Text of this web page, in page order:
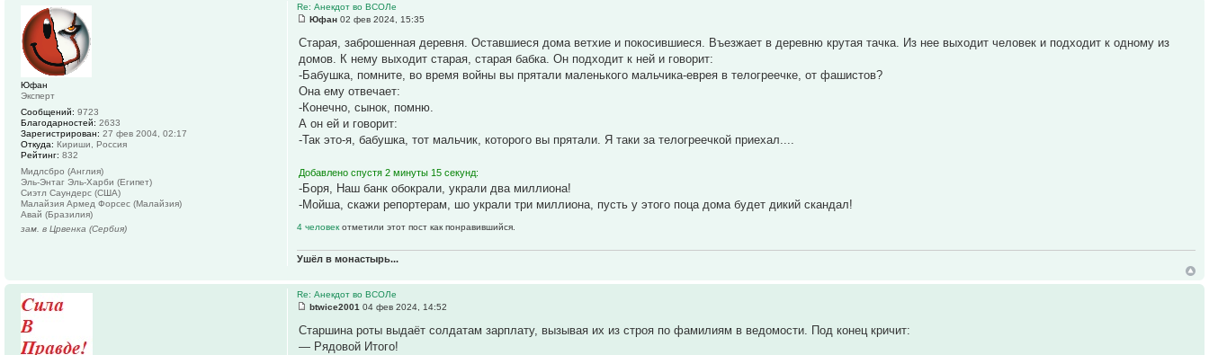
Re: Анекдот во ВСОЛе
Юфан 02 фев 2024, 15:35
Старая, заброшенная деревня. Оставшиеся дома ветхие и покосившиеся. Въезжает в деревню крутая тачка. Из нее выходит человек и подходит к одному из
домов. К нему выходит старая, старая бабка. Он подходит к ней и говорит:
-Бабушка, помните, во время войны вы прятали маленького мальчика-еврея в телогреечке, от фашистов?
Она ему отвечает:
-Конечно, сынок, помню.
А он ей и говорит:
-Так это-я, бабушка, тот мальчик, которого вы прятали. Я таки за телогреечкой приехал....
Добавлено спустя 2 минуты 15 секунд:
-Боря, Наш банк обокрали, украли два миллиона!
-Мойша, скажи репортерам, шо украли три миллиона, пусть у этого поца дома будет дикий скандал!
4 человекотметили этот пост как понравившийся.
Ушёл в монастырь...
Юфан
Эксперт
Сообщений: 9723
Благодарностей: 2633
Зарегистрирован: 27 фев 2004, 02:17
Откуда: Кириши, Россия
Рейтинг: 832
Мидлсбро (Англия)
Эль-Энтаг Эль-Харби (Египет)
Сиэтл Саундерс (США)
Малайзия Армед Форсес (Малайзия)
Авай (Бразилия)
зам. в Црвенка (Сербия)
Re: Анекдот во ВСОЛе
btwice2001 04 фев 2024, 14:52
Старшина роты выдаёт солдатам зарплату, вызывая их из строя по фамилиям в ведомости. Под конец кричит:
— Рядовой Итого!